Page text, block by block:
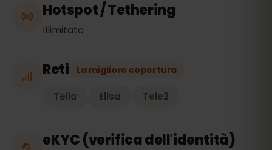
Hotspot / Tethering
Illimitato
Reti La migliore copertura
Telia Elisa Tele2
eKYC (verifica dell'identità)